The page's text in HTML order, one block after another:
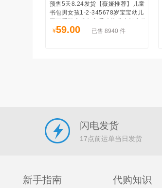
预售5天8.24发货【薇娅推荐】儿童
书包男女孩1-2-345678岁宝宝幼儿
书包
¥59.00 已售 8940 件
闪电发货
17点前运单当日发货
新手指南 代购知识